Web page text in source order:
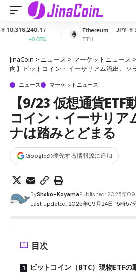
Ethereum
ETH
JPY-¥ 304,144.61
JinaCoin > ニュース > マーケットニュース >
向】ビットコイン・イーサリアム流出、ソ
ニュース マーケットニュース
【9/23 仮想通貨ETF
コイン・イーサリア
ナは踏みとどまる
Googleの優先する情報源に追加
Last Updated: 2025年09月24日 15時57
ByShoko-KoyamaPublished: 2025年09
目次
ビットコイン（BTC）現物ETFの